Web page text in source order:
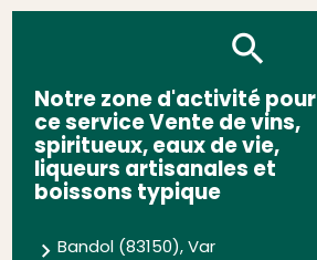
Notre zone d'activité pour
ce service Vente de vins,
spiritueux, eaux de vie,
liqueurs artisanales et
boissons typique
Bandol (83150), Var